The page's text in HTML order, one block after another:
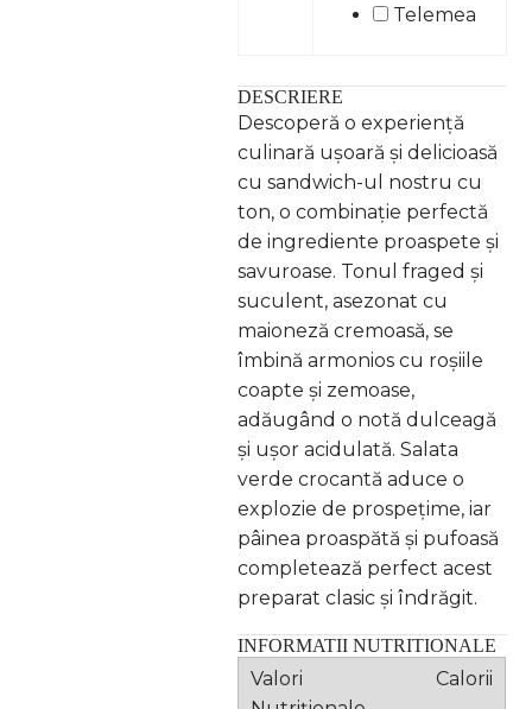
Telemea
DESCRIERE
Descoperă o experiență
culinară ușoară și delicioasă
cu sandwich-ul nostru cu
ton, o combinație perfectă
de ingrediente proaspete și
savuroase. Tonul fraged și
suculent, asezonat cu
maioneză cremoasă, se
îmbină armonios cu roșiile
coapte și zemoase,
adăugând o notă dulceagă
și ușor acidulată. Salata
verde crocantă aduce o
explozie de prospețime, iar
pâinea proaspătă și pufoasă
completează perfect acest
preparat clasic și îndrăgit.
INFORMATII NUTRITIONALE
Calorii